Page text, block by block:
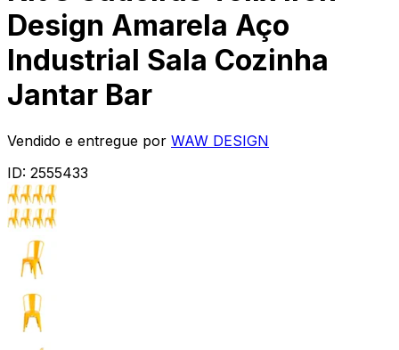
Design Amarela Aço
Industrial Sala Cozinha
Jantar Bar
Vendido e entregue por WAW DESIGN
ID: 2555433